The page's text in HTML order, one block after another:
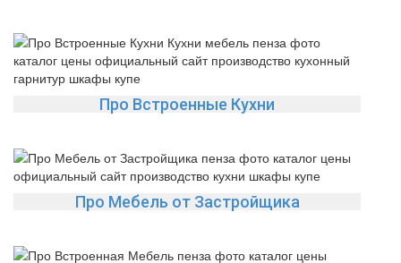
Про Встроенные Кухни
Про Мебель от Застройщика